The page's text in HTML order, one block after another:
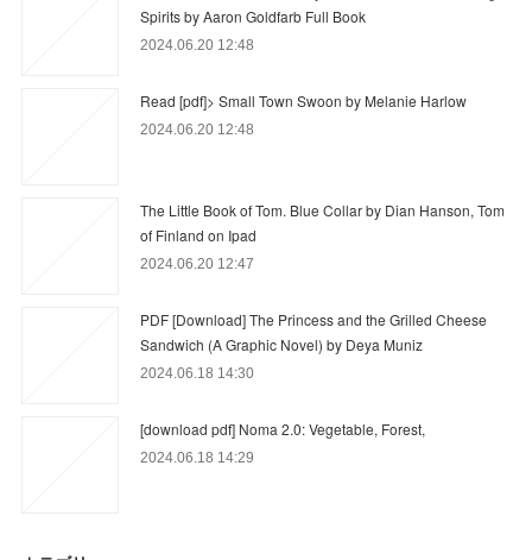
Spirits by Aaron Goldfarb Full Book
2024.06.20 12:48
Read [pdf]> Small Town Swoon by Melanie Harlow
2024.06.20 12:48
The Little Book of Tom. Blue Collar by Dian Hanson, Tom
of Finland on Ipad
2024.06.20 12:47
PDF [Download] The Princess and the Grilled Cheese
Sandwich (A Graphic Novel) by Deya Muniz
2024.06.18 14:30
[download pdf] Noma 2.0: Vegetable, Forest,
2024.06.18 14:29